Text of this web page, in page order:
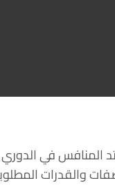
في الدوري
والقدرات